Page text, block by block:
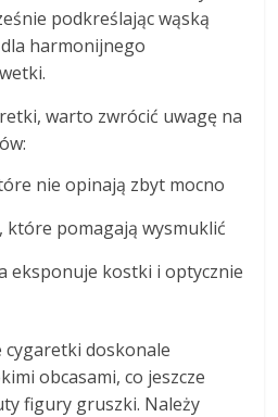
podkreślając wąską
harmonijnego
warto zwrócić uwagę na
nie opinają zbyt mocno
które pomagają wysmuklić
eksponuje kostki i optycznie
cygaretki doskonale
obcasami, co jeszcze
figury gruszki. Należy